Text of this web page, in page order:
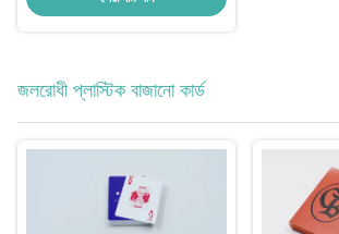
জলরোধী প্লাস্টিক বাজানো কার্ড